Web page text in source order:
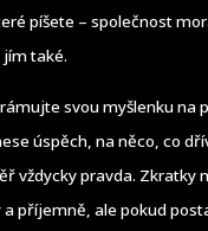
píšete – společnost
také.
svou myšlenku na
úspěch, na něco, co
vždycky pravda. Zkratky
příjemně, ale pokud